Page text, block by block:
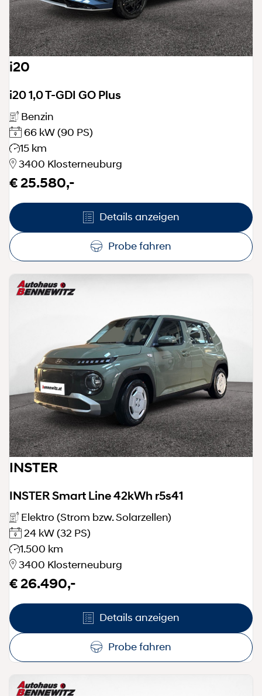
i20
i20 1,0 T-GDI GO Plus
Benzin
66 kW(90 PS)
15 km
3400 Klosterneuburg
€ 25.580,-
Details anzeigen
Probe fahren
INSTER
INSTER Smart Line 42kWh r5s41
Elektro (Strom bzw. Solarzellen)
24 kW(32 PS)
1.500 km
3400 Klosterneuburg
€ 26.490,-
Details anzeigen
Probe fahren